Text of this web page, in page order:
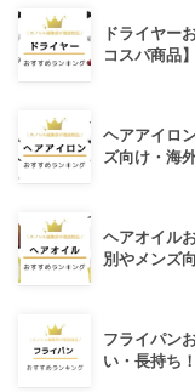
ドライヤー
コスパ商品】
ヘアアイロ
ズ向け・海
ヘアオイル
別やメンズ
フライパン
い・長持ち